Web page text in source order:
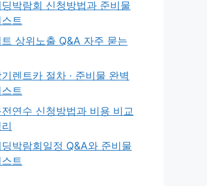
박람회 신청방법과 준비물
트
상위노출 Q&A 자주 묻는
렌트카 절차 · 준비물 완벽
트
전연수 신청방법과 비용 비교
박람회일정 Q&A와 준비물
트